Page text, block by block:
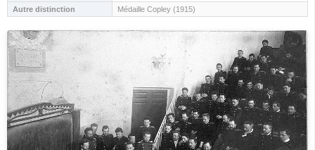
Autre distinction
Médaille Copley (1915)